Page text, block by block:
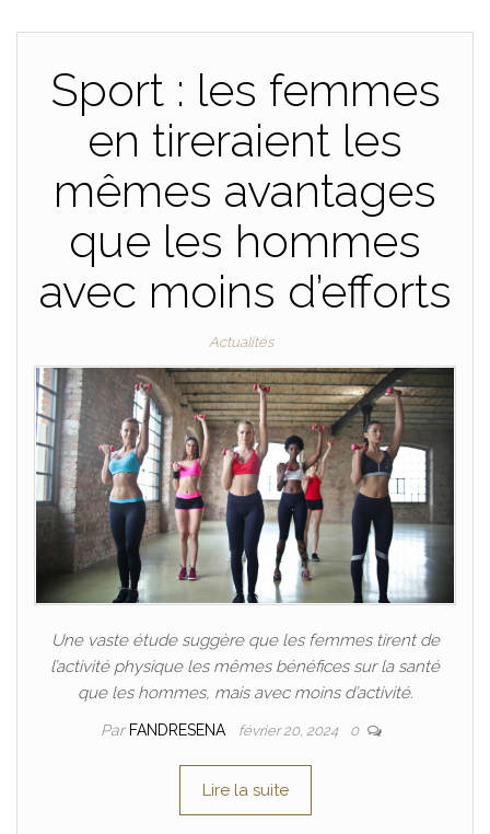
Sport : les femmes
en tireraient les
mêmes avantages
que les hommes
avec moins d’efforts
Actualités
Une vaste étude suggère que les femmes tirent de
l’activité physique les mêmes bénéfices sur la santé
que les hommes, mais avec moins d’activité.
Par FANDRESENA février 20, 2024 0
Lire la suite